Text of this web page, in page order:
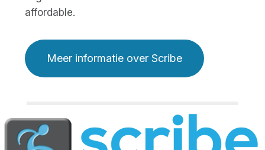
affordable.
Meer informatie over Scribe